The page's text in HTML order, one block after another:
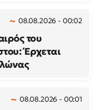
08.08.2026 - 00:02
του
Έρχεται
08.08.2026 - 00:01